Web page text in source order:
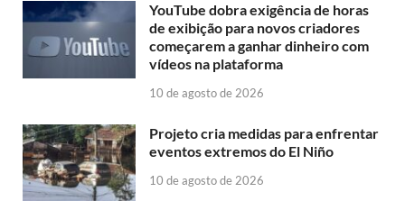
YouTube dobra exigência de horas
de exibição para novos criadores
começarem a ganhar dinheiro com
vídeos na plataforma
10 de agosto de 2026
Projeto cria medidas para enfrentar
eventos extremos do El Niño
10 de agosto de 2026